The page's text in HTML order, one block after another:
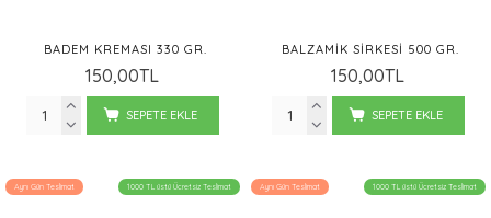
BADEM KREMASI 330 GR.
150,00TL
SEPETE EKLE
BALZAMIK SIRKESI 500 GR.
150,00TL
SEPETE EKLE
Aynı Gün Teslimat 1000 TL üstü Ücretsiz Teslimat Aynı Gün Teslimat 1000 TL üstü Ücretsiz Teslimat